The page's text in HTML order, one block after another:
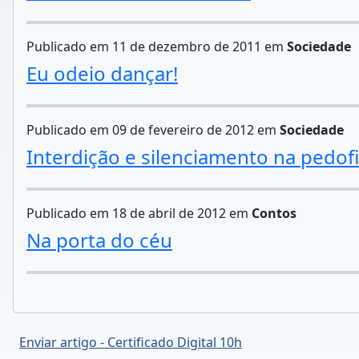
Publicado em 11 de dezembro de 2011 em Sociedade
Eu odeio dançar!
Publicado em 09 de fevereiro de 2012 em Sociedade
Interdição e silenciamento na
Publicado em 18 de abril de 2012 em Contos
Na porta do céu
Enviar artigo - Certificado Digital 10h